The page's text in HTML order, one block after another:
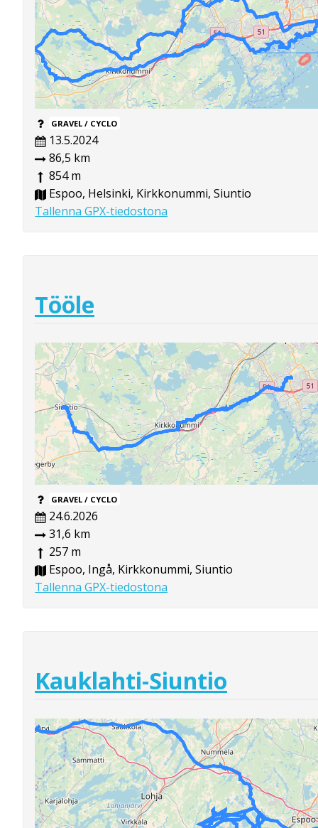
GRAVEL / CYCLO
13.5.2024
86,5 km
854 m
Espoo, Helsinki, Kirkkonummi, Siuntio
Tallenna GPX-tiedostona
Tööle
GRAVEL / CYCLO
24.6.2026
31,6 km
257 m
Espoo, Ingå, Kirkkonummi, Siuntio
Tallenna GPX-tiedostona
Kauklahti-Siuntio